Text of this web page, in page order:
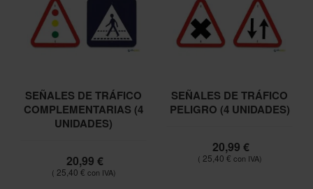
SEÑALES DE TRÁFICO
COMPLEMENTARIAS (4
UNIDADES)
20,99 €
25,40 €
SEÑALES DE TRÁFICO
PELIGRO (4 UNIDADES)
20,99 €
25,40 €